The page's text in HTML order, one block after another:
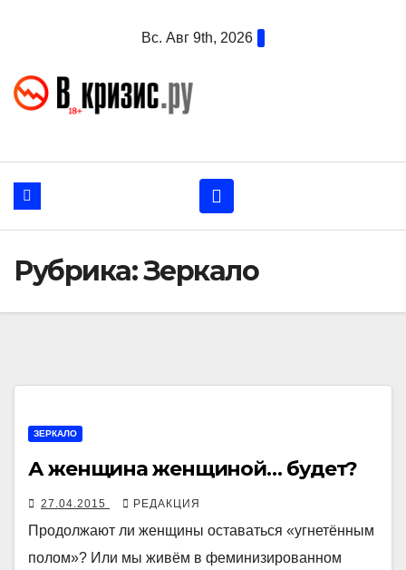
Вс. Авг 9th, 2026
Рубрика:Зеркало
ЗЕРКАЛО
А женщина женщиной… будет?
27.04.2015 РЕДАКЦИЯ
Продолжают ли женщины оставаться «угнетённым
полом»? Или мы живём в феминизированном